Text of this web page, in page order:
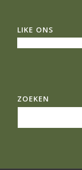
LIKE ONS
ZOEKEN